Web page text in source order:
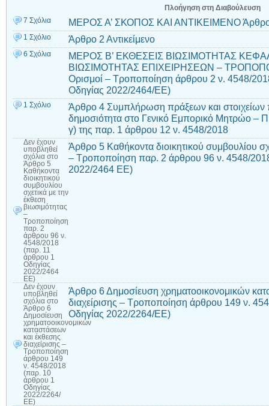
Πλοήγηση στη Διαβούλευση
7 Σχόλια
ΜΕΡΟΣ Α’ ΣΚΟΠΟΣ ΚΑΙ ΑΝΤΙΚΕΙΜΕΝΟ
1 Σχόλιο Άρθρο 2 Αντικείμενο
6 Σχόλια
ΜΕΡΟΣ Β’ ΕΚΘΕΣΕΙΣ ΒΙΩΣΙΜΟΤΗΤΑΣ
ΒΙΩΣΙΜΟΤΗΤΑΣ ΕΠΙΧΕΙΡΗΣΕΩΝ –
Ορισμοί – Τροποποίηση άρθρου 2 ν. 4548/
Οδηγίας 2022/2464/ΕΕ)
1 Σχόλιο
Άρθρο 4 Συμπλήρωση πράξεων και στοιχείων
δημοσιότητα στο Γενικό Εμπορικό Μητρώο –
γ) της παρ. 1 άρθρου 12 ν. 4548/2018
Δεν έχουν
υποβληθεί
σχόλια στο
Άρθρο 5
Καθήκοντα
διοικητικού
συμβουλίου
σχετικά με την
έκθεση
βιωσιμότητας
–
Τροποποίηση
παρ. 2
άρθρου 96 ν.
4548/2018
(παρ. 11
άρθρου 1
Οδηγίας
2022/2464
ΕΕ)
Άρθρο 5 Καθήκοντα διοικητικού συμβουλίου
– Τροποποίηση παρ. 2 άρθρου 96 ν. 4548/
2022/2464 ΕΕ)
Δεν έχουν
υποβληθεί
σχόλια στο
Άρθρο 6
Δημοσίευση
χρηματοοικονομικών
καταστάσεων
και έκθεσης
διαχείρισης –
Τροποποίηση
άρθρου 149
ν. 4548/2018
(παρ. 10
άρθρου 1
Οδηγίας
2022/2264/
ΕΕ)
Άρθρο 6 Δημοσίευση χρηματοοικονομικών
διαχείρισης – Τροποποίηση άρθρου 149 ν.
Οδηγίας 2022/2264/ΕΕ)